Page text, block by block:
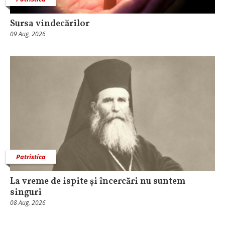
Sursa vindecărilor
09 Aug, 2026
Patristica
La vreme de ispite și încercări nu suntem
singuri
08 Aug, 2026